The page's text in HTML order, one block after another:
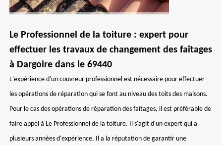
Le Professionnel de la toiture : expert pour
effectuer les travaux de changement des faîtages
à Dargoire dans le 69440
L'expérience d'un couvreur professionnel est nécessaire pour effectuer
les opérations de réparation qui se font au niveau des toits des maisons.
Pour le cas des opérations de réparation des faîtages, il est préférable de
faire appel à Le Professionnel de la toiture. Il s'agit d'un expert qui a
plusieurs années d'expérience. Il a la réputation de garantir une